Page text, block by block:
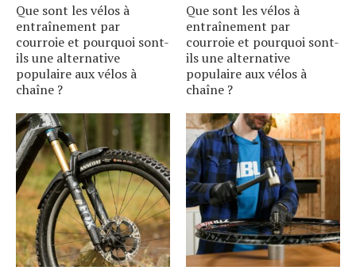
Que sont les vélos à
entraînement par
courroie et pourquoi sont-
ils une alternative
populaire aux vélos à
chaîne ?
Que sont les vélos à
entraînement par
courroie et pourquoi sont-
ils une alternative
populaire aux vélos à
chaîne ?